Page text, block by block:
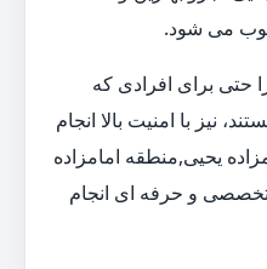
می شود.
حتی برای افرادی که
نیز با امنیت بالا انجام
یحیی,منطقه امامزاده
و حرفه ای انجام